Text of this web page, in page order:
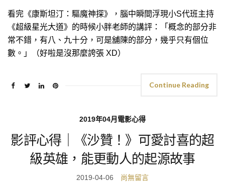
看完《康斯坦汀：驅魔神探》，腦中瞬間浮現小S代班主持
《超級星光大道》的時候小胖老師的講評：「概念的部分非
常不錯，有八、九十分，可是舖陳的部分，幾乎只有個位
數。」（好啦是沒那麼誇張 XD）
Continue Reading
2019年04月電影心得
影評心得｜《沙贊！》可愛討喜的超
級英雄，能更動人的起源故事
2019-04-06 尚無留言